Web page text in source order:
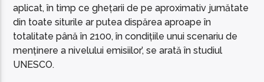
aplicat, în timp ce ghețarii de pe aproximativ jumătate
din toate siturile ar putea dispărea aproape în
totalitate până în 2100, în condițiile unui scenariu de
menținere a nivelului emisiilor’, se arată în studiul
UNESCO.